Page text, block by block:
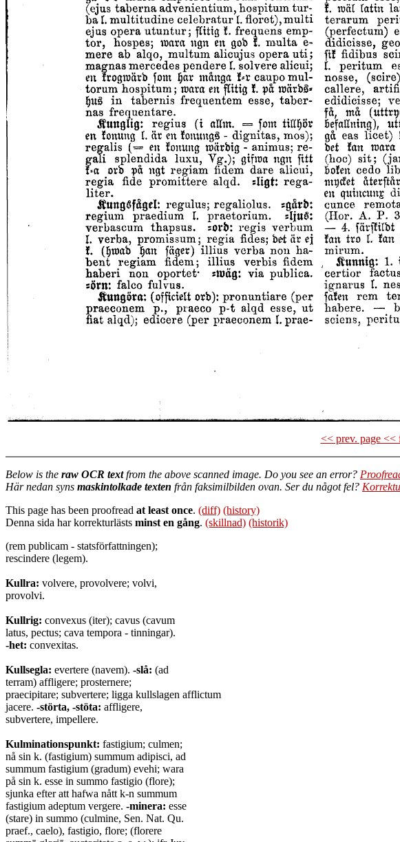
<< prev. page <<
Below is the raw OCR textfrom the above scanned image. Do you see an error?
Här nedan syns maskintolkade texten från faksimilbilden ovan. Ser du något fel?
This page has been proofread at least once. (diff) (history)
Denna sida har korrekturlästs minst en gång. (skillnad) (historik)
(rem publicam - statsförfattningen);
rescindere (legem).
Kullra: volvere, provolvere; volvi,
provolvi.
Kullrig: convexus (iter); cavus (cavum
latus, pectus; cava tempora - tinningar).
-het: convexitas.
Kullsegla: evertere (navem). -slå: (ad
terram) affligere; prosternere;
praecipitare; subvertere; ligga kullslagen afflictum
jacere. -störta, -stöta: affligere,
subvertere, impellere.
Kulminationspunkt: fastigium; culmen;
nå sin k. (fastigium) summum adipisci, ad
summum fastigium (gradum) evehi; wara
på sin k. esse in summo fastigio (flore);
sjunka efter att hafwa nått k-n summum
fastigium adeptum vergere. -minera: esse
(stare) in summo (culmine, Sen. Nat. Qu.
praef., caelo), fastigio, flore; (florere